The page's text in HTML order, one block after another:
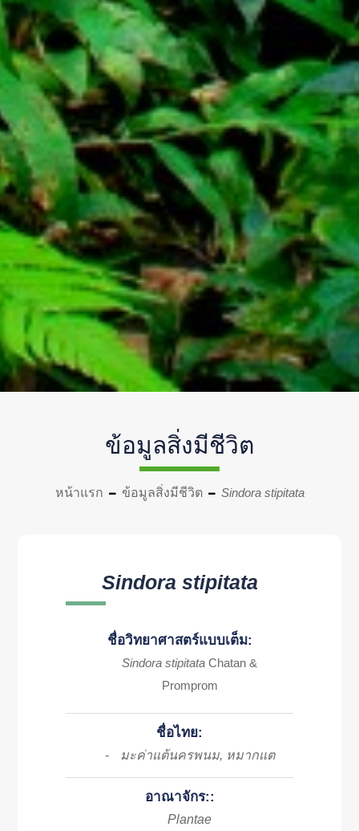
ข้อมูลสิ่งมีชีวิต
หน้าแรก ข้อมูลสิ่งมีชีวิต Sindora stipitata
Sindora stipitata
ชื่อวิทยาศาสตร์แบบเต็ม:
Sindora stipitata Chatan &
Promprom
ชื่อไทย:
- มะค่าแต้นครพนม, หมากแต
อาณาจักร::
Plantae